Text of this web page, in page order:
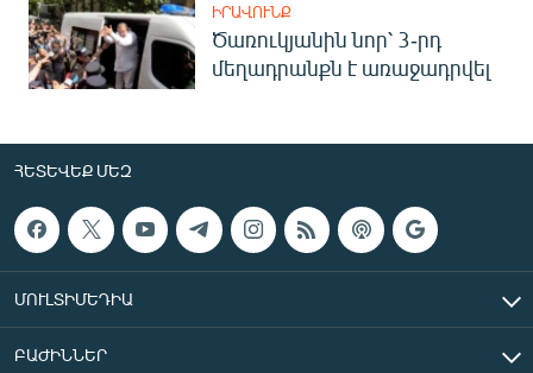
ԻՐԱՎՈՒՆՔ
Ծառուկյանին նոր՝ 3-րդ
մեղադրանքն է առաջադրվել
ՀԵՏԵՎԵՔ ՄԵԶ
ՄՈՒԼՏԻՄԵԴԻԱ
ԲԱԺԻՆՆԵՐ